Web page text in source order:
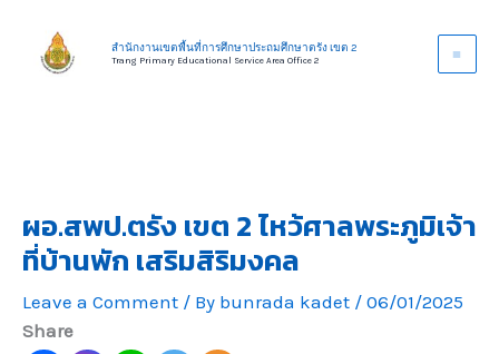
content
สำนักงานเขตพื้นที่การศึกษาประถมศึกษาตรัง เขต 2
Trang Primary Educational Service Area Office 2
ผอ.สพป.ตรัง เขต 2 ไหว้ศาลพระภูมิเจ้า
ที่บ้านพัก เสริมสิริมงคล
Leave a Comment / By bunrada kadet / 06/01/2025
Share